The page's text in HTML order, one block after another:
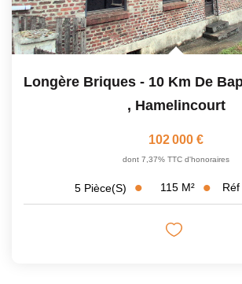
, Hamelincourt
102 000 €
dont 7,37% TTC d'honoraires
5 Pièce(s) 115 M² Réf